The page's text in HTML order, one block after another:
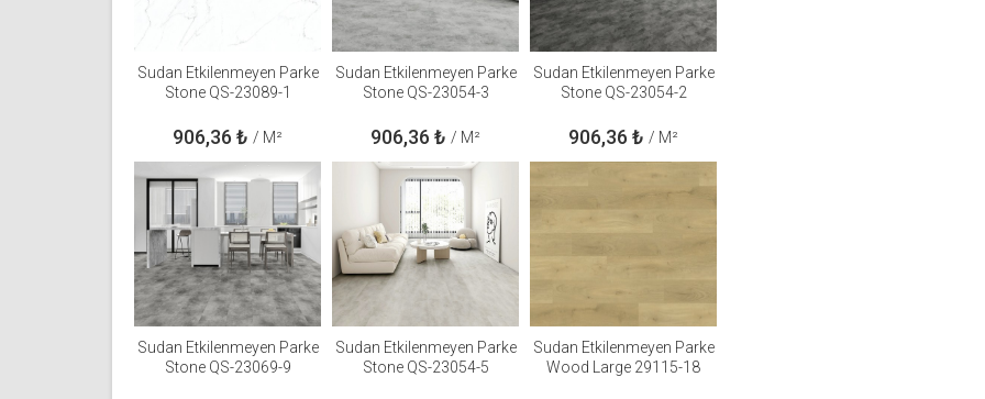
Sudan Etkilenmeyen Parke
Stone QS-23089-1
906,36 ₺ / M²
Sudan Etkilenmeyen Parke
Stone QS-23054-3
906,36 ₺ / M²
Sudan Etkilenmeyen Parke
Stone QS-23054-2
906,36 ₺ / M²
Sudan Etkilenmeyen Parke
Stone QS-23069-9
Sudan Etkilenmeyen Parke
Stone QS-23054-5
Sudan Etkilenmeyen Parke
Wood Large 29115-18